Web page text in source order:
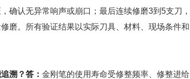
确认无异常响声或崩口；最后连续修磨3到5支刀，
磨。所有验证结果以实际刀具、材料、现场条件和
溯？答： 金刚笔的使用寿命受修整频率、修整进给